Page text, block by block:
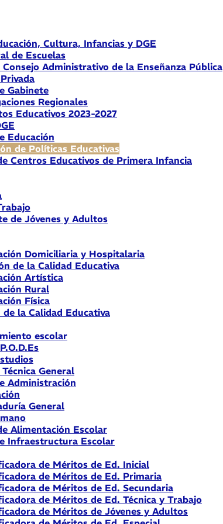
Cultura, Infancias y DGE
de Escuelas
Administrativo de la Enseñanza Pública
Gabinete
Regionales
Educativos 2023-2027
Educación
de Políticas Educativas
Centros Educativos de Primera Infancia
de Jóvenes y Adultos
Domiciliaria y Hospitalaria
de la Calidad Educativa
Artística
Rural
Física
de la Calidad Educativa
escolar
General
Administración
General
Alimentación Escolar
Infraestructura Escolar
de Méritos de Ed. Inicial
de Méritos de Ed. Primaria
de Méritos de Ed. Secundaria
de Méritos de Ed. Técnica y Trabajo
de Méritos de Jóvenes y Adultos